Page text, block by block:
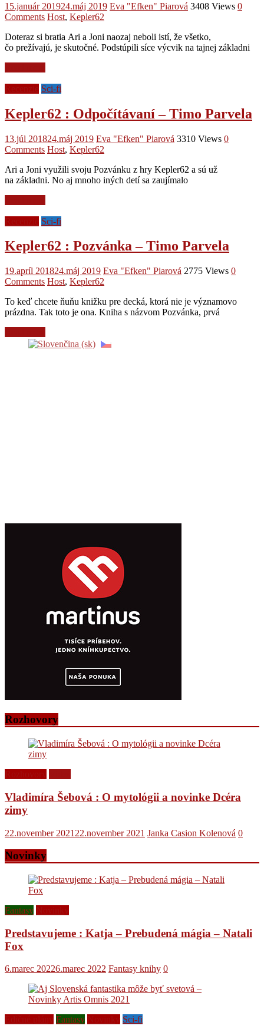
15.január 201924.máj 2019 Eva "Efken" Piarová 3408 Views 0
Comments Host, Kepler62
Doteraz si bratia Ari a Joni naozaj neboli istí, že všetko,
čo prežívajú, je skutočné. Podstúpili síce výcvik na tajnej základni
Sci-fi
Kepler62 : Odpočítávaní – Timo Parvela
13.júl 201824.máj 2019 Eva "Efken" Piarová 3310 Views 0
Comments Host, Kepler62
Ari a Joni využili svoju Pozvánku z hry Kepler62 a sú už
na základni. No aj mnoho iných detí sa zaujímalo
Sci-fi
Kepler62 : Pozvánka – Timo Parvela
19.apríl 201824.máj 2019 Eva "Efken" Piarová 2775 Views 0
Comments Host, Kepler62
To keď chcete ňuňu knižku pre decká, ktorá nie je významovo
prázdna. Tak toto je ona. Kniha s názvom Pozvánka, prvá
Rozhovory
Vladimíra Šebová : O mytológii a novinke Dcéra
zimy
22.november 2021 22.november 2021 Janka Casion Kolenová 0
Novinky
Fantasy
Predstavujeme : Katja – Prebudená mágia – Natali
Fox
6.marec 20226.marec 2022 Fantasy knihy 0
Fantasy Sci-fi